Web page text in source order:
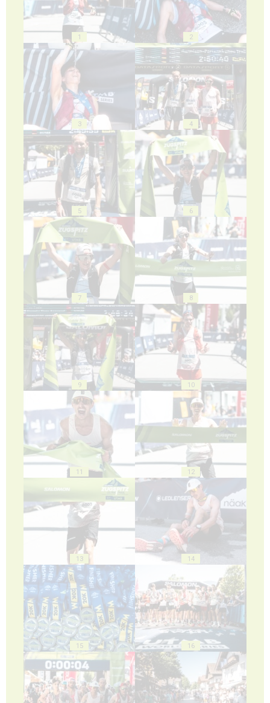
1 2
3 4
5 6
7 8
9 10
11 12
13 14
15 16